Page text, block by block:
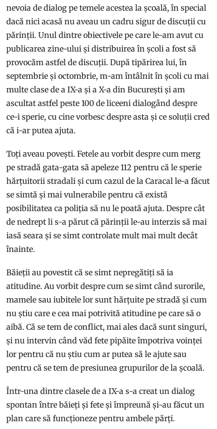
nevoia de dialog pe temele acestea la școală, în special
dacă nici acasă nu aveau un cadru sigur de discuții cu
părinții. Unul dintre obiectivele pe care le-am avut cu
publicarea zine-ului și distribuirea în școli a fost să
provocăm astfel de discuții. După tipărirea lui, în
septembrie și octombrie, m-am întâlnit în școli cu mai
multe clase de a IX-a și a X-a din București și am
ascultat astfel peste 100 de liceeni dialogând despre
ce-i sperie, cu cine vorbesc despre asta și ce soluții cred
că i-ar putea ajuta.
Toți aveau povești. Fetele au vorbit despre cum merg
pe stradă gata-gata să apeleze 112 pentru că le sperie
hărțuitorii stradali și cum cazul de la Caracal le-a făcut
se simtă și mai vulnerabile pentru că există
posibilitatea ca poliția să nu le poată ajuta. Despre cât
de nedrept li s-a părut că părinții le-au interzis să mai
iasă seara și se simt controlate mult mai mult decât
înainte.
Băieții au povestit că se simt nepregătiți să ia
atitudine. Au vorbit despre cum se simt când surorile,
mamele sau iubitele lor sunt hărțuite pe stradă și cum
nu știu care e cea mai potrivită atitudine pe care să o
aibă. Că se tem de conflict, mai ales dacă sunt singuri,
și nu intervin când văd fete pipăite împotriva voinței
lor pentru că nu știu cum ar putea să le ajute sau
pentru că se tem de presiunea grupurilor de la școală.
Într-una dintre clasele de a IX-a s-a creat un dialog
spontan între băieți și fete și împreună și-au făcut un
plan care să funcționeze pentru ambele părți.